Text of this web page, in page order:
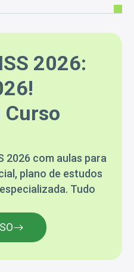
2026:
Curso
2026 com aulas para
plano de estudos
Tudo